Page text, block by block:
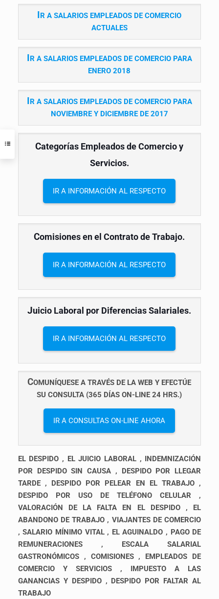
R A SALARIOS EMPLEADOS DE COMERCIO
ACTUALES
R A SALARIOS EMPLEADOS DE COMERCIO PARA
ENERO 2018
R A SALARIOS EMPLEADOS DE COMERCIO PARA
NOVIEMBRE Y DICIEMBRE DE 2017
Categorías Empleados de Comercio y
Servicios.
IR A INFORMACIÓN AL RESPECTO
Comisiones en el Contrato de Trabajo.
IR A INFORMACIÓN AL RESPECTO
Juicio Laboral por Diferencias Salariales.
IR A INFORMACIÓN AL RESPECTO
COMUNÍQUESE A TRAVÉS DE LA WEB Y EFECTÚE
SU CONSULTA (365 DÍAS ON-LINE 24 HRS.)
IR A CONSULTAS ON-LINE AHORA
EL DESPIDO , EL JUICIO LABORAL , INDEMNIZACIÓN
POR DESPIDO SIN CAUSA , DESPIDO POR LLEGAR
TARDE , DESPIDO POR PELEAR EN EL TRABAJO ,
DESPIDO POR USO DE TELÉFONO CELULAR ,
VALORACIÓN DE LA FALTA EN EL DESPIDO , EL
ABANDONO DE TRABAJO , VIAJANTES DE COMERCIO
, SALARIO MÍNIMO VITAL , EL AGUINALDO , PAGO DE
REMUNERACIONES , ESCALA SALARIAL
GASTRONÓMICOS , COMISIONES , EMPLEADOS DE
COMERCIO Y SERVICIOS , IMPUESTO A LAS
GANANCIAS Y DESPIDO , DESPIDO POR FALTAR AL
TRABAJO